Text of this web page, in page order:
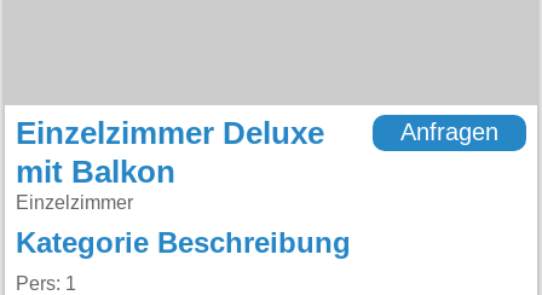
Einzelzimmer Deluxe
mit Balkon
Einzelzimmer
Anfragen
Kategorie Beschreibung
Pers: 1